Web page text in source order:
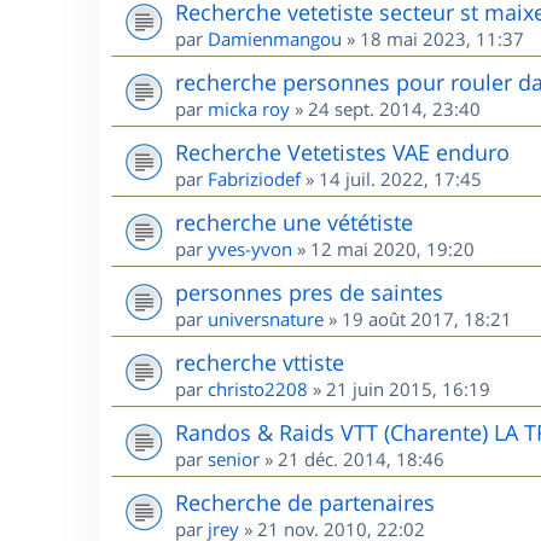
Recherche vetetiste secteur st
par Damienmangou » 18 mai 2023, 11:37
recherche personnes pour rouler
par micka roy » 24 sept. 2014, 23:40
Recherche Vetetistes VAE enduro
par Fabriziodef» 14 juil. 2022, 17:45
recherche une vététiste
par yves-yvon » 12 mai 2020, 19:20
personnes pres de saintes
par universnature » 19 août 2017, 18:21
recherche vttiste
par christo2208 » 21 juin 2015, 16:19
Randos & Raids VTT (Charente) LA
par senior » 21 déc. 2014, 18:46
Recherche de partenaires
par jrey » 21 nov. 2010, 22:02